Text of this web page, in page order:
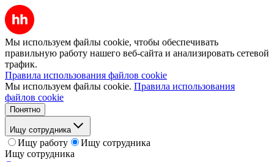
Мы используем файлы cookie, чтобы обеспечивать
правильную работу нашего веб-сайта и анализировать сетевой
трафик.
Правила использования файлов cookie
Мы используем файлы cookie. Правила использования
файлов cookie
Понятно
Ищу сотрудника
Ищу работу
Ищу сотрудника
Ищу сотрудника